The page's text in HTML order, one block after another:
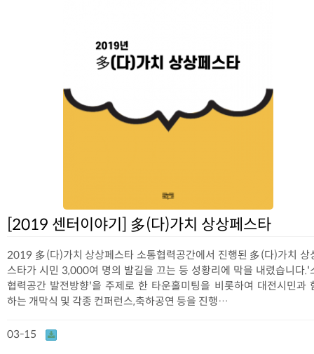
[2019 센터이야기] 多(다)가치 상상페스타
2019 多(다)가치 상상페스타 소통협력공간에서 진행된 多(다)가치 상
스타가 시민 3,000여 명의 발길을 끄는 등 성황리에 막을 내렸습니다.'
협력공간 발전방향'을 주제로 한 타운홀미팅을 비롯하여 대전시민과
하는 개막식 및 각종 컨퍼런스,축하공연 등을 진행…
03-15